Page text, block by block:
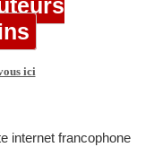
ici
internet francophone